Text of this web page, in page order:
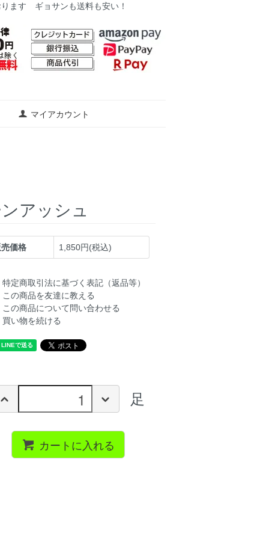
ます ギョサンも送料も安い！
マイアカウント
アッシュ
価格 1,850円(税込)
特定商取引法に基づく表記（返品等）
この商品を友達に教える
この商品について問い合わせる
買い物を続ける
足
カートに入れる